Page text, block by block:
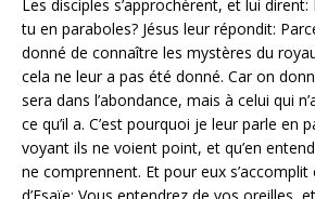
Les disciples s’approchèrent, et lui
tu en paraboles? Jésus leur répondit:
donné de connaître les mystères du
cela ne leur a pas été donné. Car on
sera dans l’abondance, mais à celui qui
ce qu’il a. C’est pourquoi je leur parle en
voyant ils ne voient point, et qu’en
ne comprennent. Et pour eux